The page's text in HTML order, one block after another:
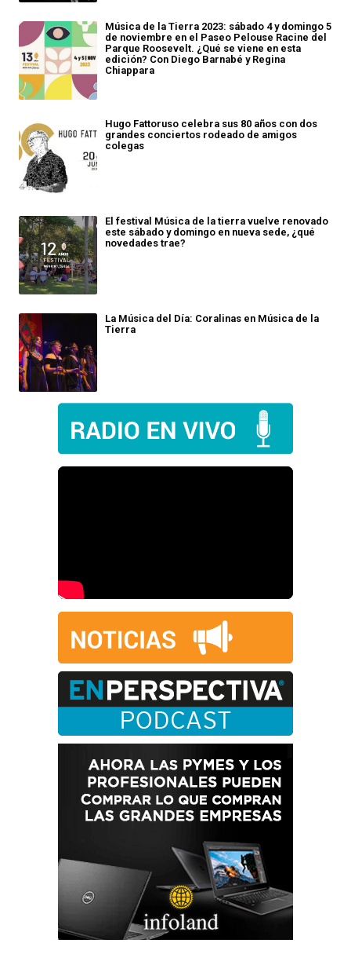
Música de la Tierra 2023: sábado 4 y domingo 5
de noviembre en el Paseo Pelouse Racine del
Parque Roosevelt. ¿Qué se viene en esta
edición? Con Diego Barnabé y Regina
Chiappara
Hugo Fattoruso celebra sus 80 años con dos
grandes conciertos rodeado de amigos
colegas
El festival Música de la tierra vuelve renovado
este sábado y domingo en nueva sede, ¿qué
novedades trae?
La Música del Día: Coralinas en Música de la
Tierra